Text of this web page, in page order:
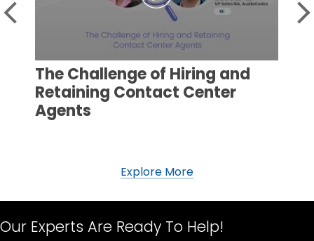
The Challenge of Hiring and
Retaining Contact Center
Agents
Explore More
Our Experts Are Ready To Help!